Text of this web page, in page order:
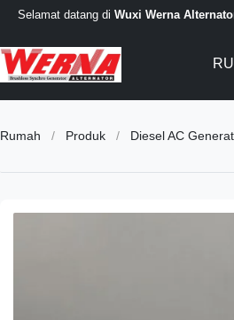
Selamat datang di Wuxi Werna
Rumah / Produk / Diesel AC